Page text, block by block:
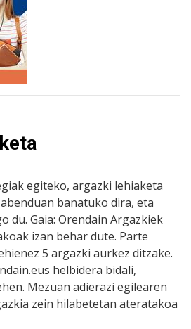
egiteko, argazki lehiaketa
banatuko dira, eta
du. Gaia: Orendain Argazkiek
izan behar dute. Parte
5 argazki aurkez ditzake.
helbidera bidali,
Mezuan adierazi egilearen
zein hilabetetan ateratakoa